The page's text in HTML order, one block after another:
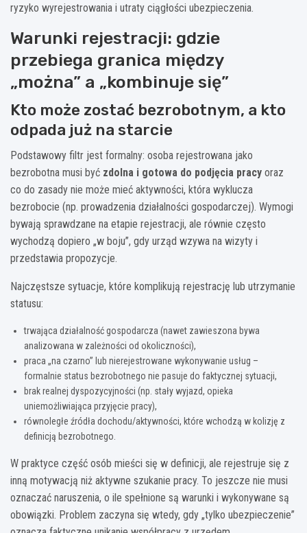
ryzyko wyrejestrowania i utraty ciągłości ubezpieczenia.
Warunki rejestracji: gdzie
przebiega granica między
„można” a „kombinuje się”
Kto może zostać bezrobotnym, a kto
odpada już na starcie
Podstawowy filtr jest formalny: osoba rejestrowana jako
bezrobotna musi być zdolna i gotowa do podjęcia pracy oraz
co do zasady nie może mieć aktywności, która wyklucza
bezrobocie (np. prowadzenia działalności gospodarczej). Wymogi
bywają sprawdzane na etapie rejestracji, ale równie często
wychodzą dopiero „w boju”, gdy urząd wzywa na wizyty i
przedstawia propozycje.
Najczęstsze sytuacje, które komplikują rejestrację lub utrzymanie
statusu:
trwająca działalność gospodarcza (nawet zawieszona bywa
analizowana w zależności od okoliczności),
praca „na czarno” lub nierejestrowane wykonywanie usług –
formalnie status bezrobotnego nie pasuje do faktycznej sytuacji,
brak realnej dyspozycyjności (np. stały wyjazd, opieka
uniemożliwiająca przyjęcie pracy),
równoległe źródła dochodu/aktywności, które wchodzą w kolizję z
definicją bezrobotnego.
W praktyce część osób mieści się w definicji, ale rejestruje się z
inną motywacją niż aktywne szukanie pracy. To jeszcze nie musi
oznaczać naruszenia, o ile spełnione są warunki i wykonywane są
obowiązki. Problem zaczyna się wtedy, gdy „tylko ubezpieczenie”